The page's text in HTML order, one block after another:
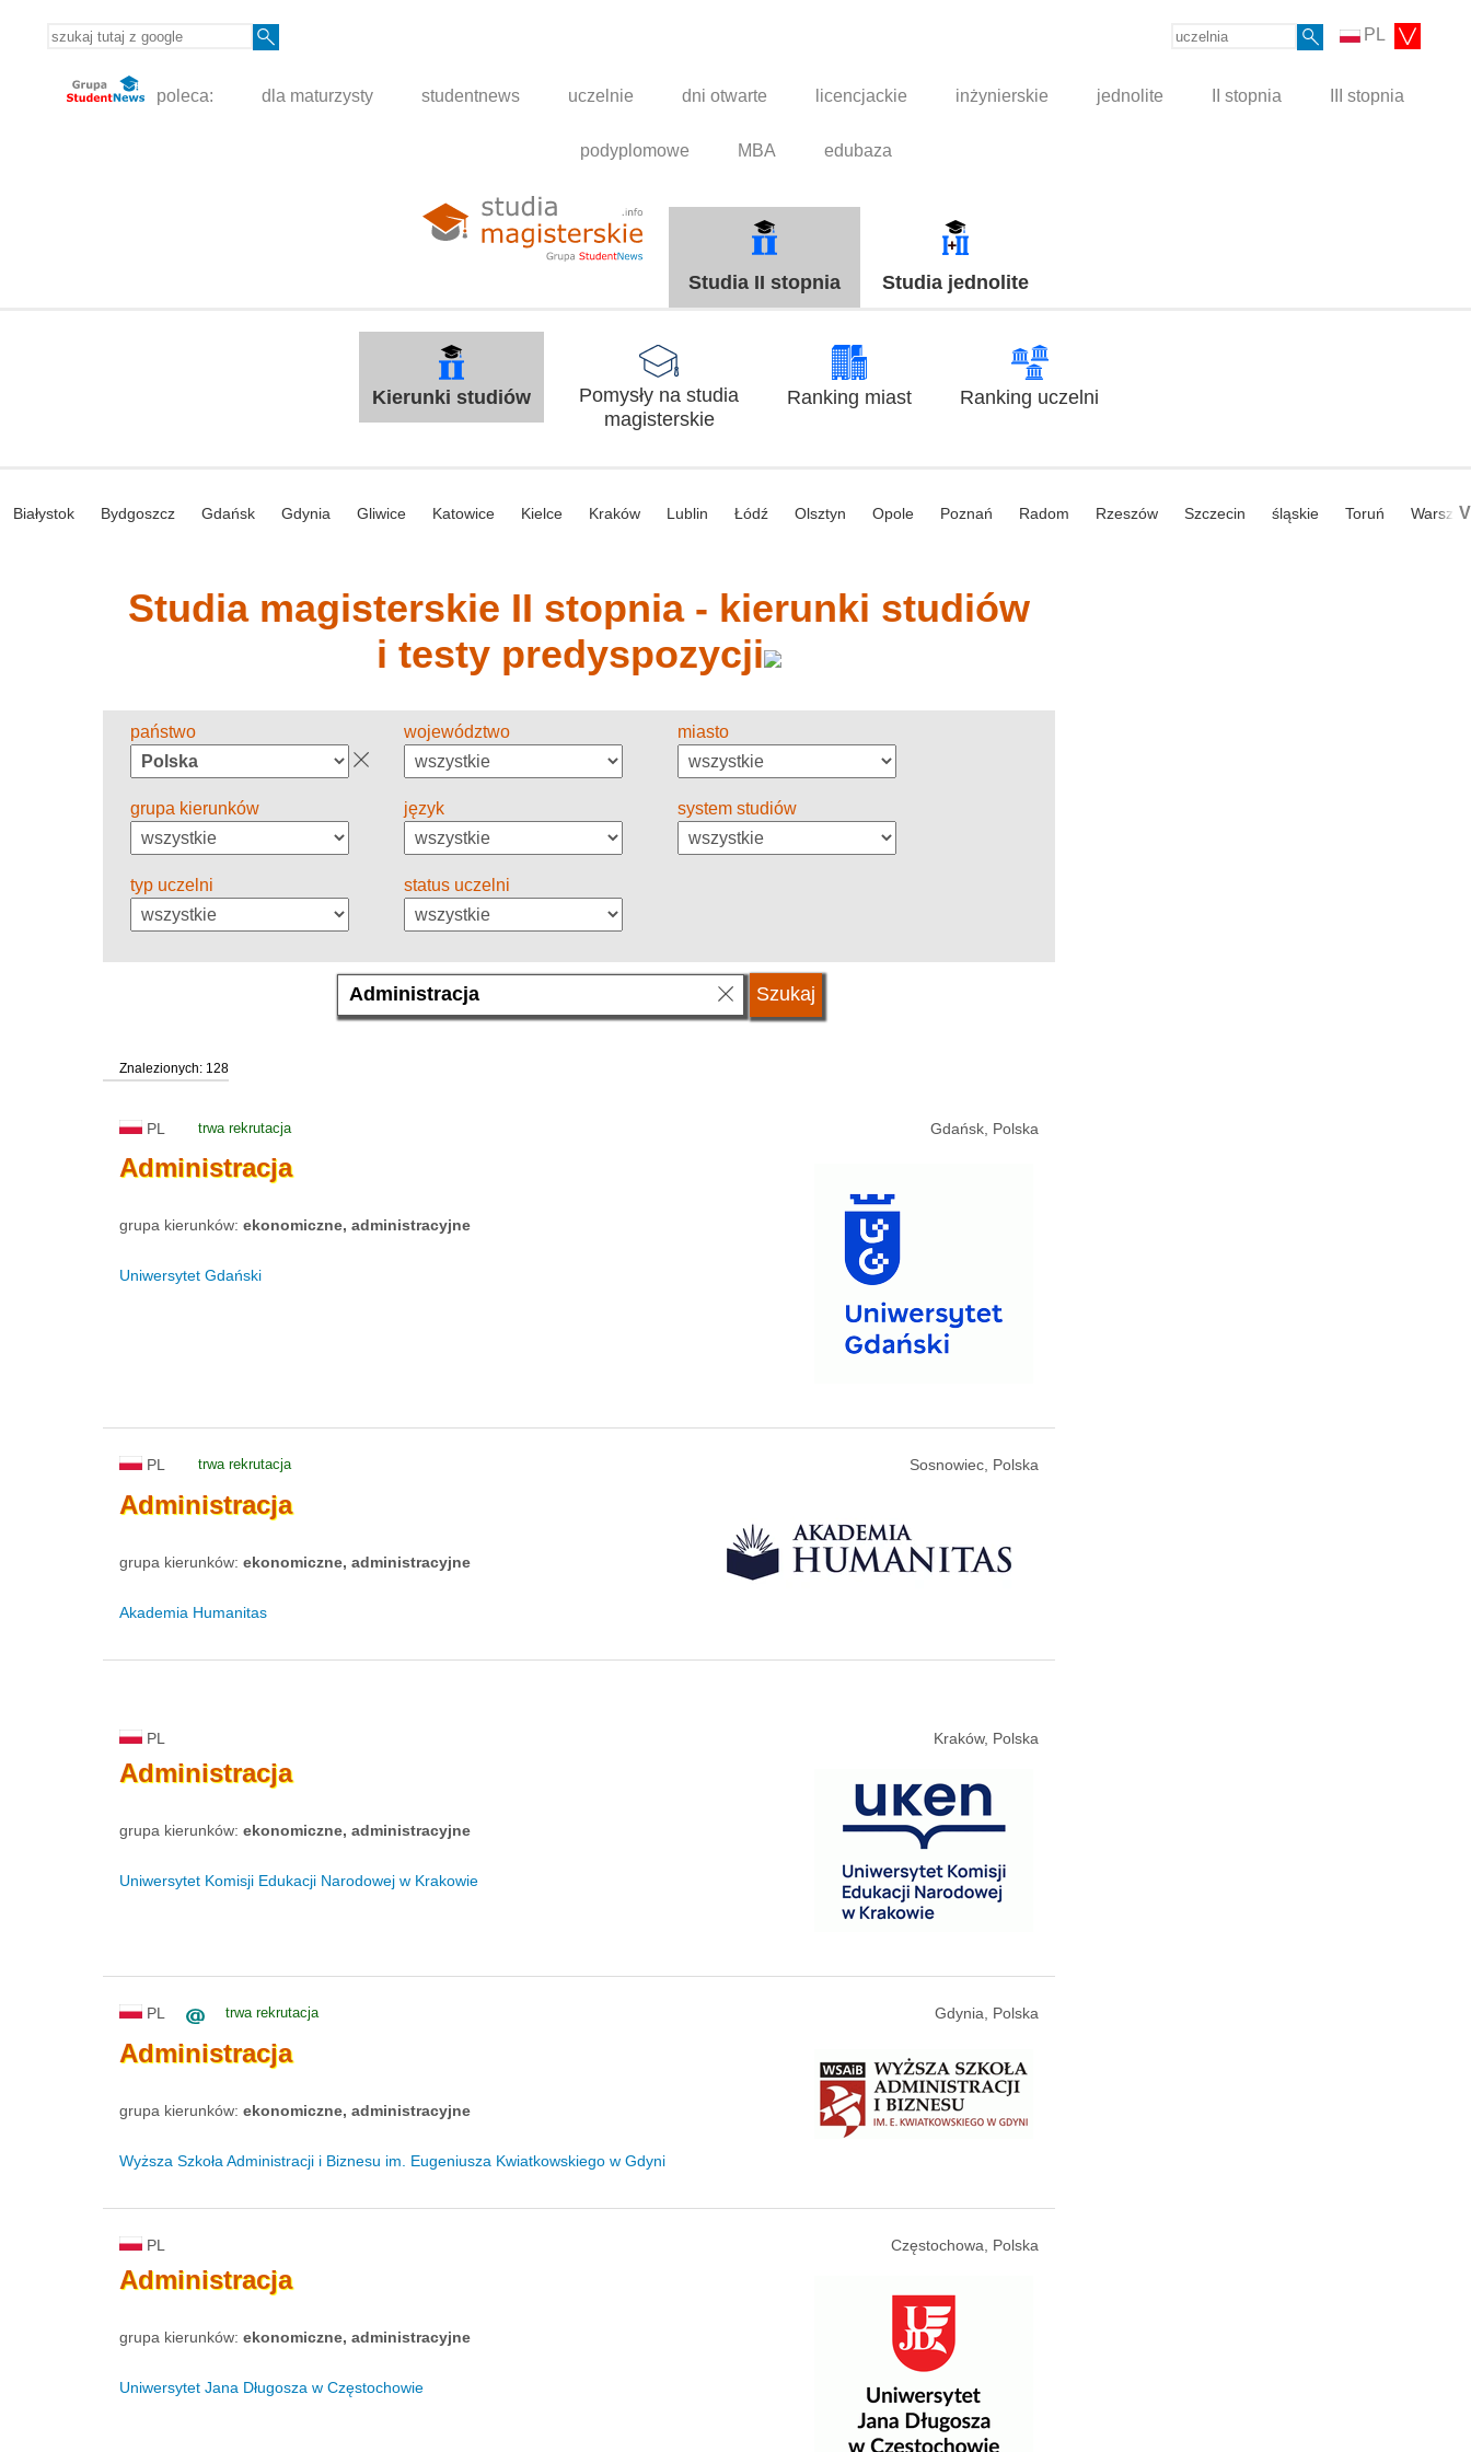
PL
poleca: dla maturzysty studentnews uczelnie dni otwarte licencjackie inżynierskie jednolite II stopnia III stopnia
podyplomowe MBA edubaza
Studia II stopnia Studia jednolite
Kierunki studiów
Pomysły na studia
magisterskie
Ranking miast Ranking uczelni
Białystok Bydgoszcz Gdańsk Gdynia Gliwice Katowice Kielce Kraków Lublin Łódź Olsztyn Opole Poznań Radom Rzeszów Szczecin śląskie Toruń V
Studia magisterskie II stopnia - kierunki studiów
i testy predyspozycji
państwo województwo miasto
grupa kierunków język system studiów
typ uczelni status uczelni
Znalezionych: 128
PL trwa rekrutacja Gdańsk, Polska
Administracja
grupa kierunków: ekonomiczne, administracyjne
Uniwersytet Gdański
PL trwa rekrutacja Sosnowiec, Polska
Administracja
grupa kierunków: ekonomiczne, administracyjne
Akademia Humanitas
PL Kraków, Polska
Administracja
grupa kierunków: ekonomiczne, administracyjne
Uniwersytet Komisji Edukacji Narodowej w Krakowie
PL trwa rekrutacja Gdynia, Polska
Administracja
grupa kierunków: ekonomiczne, administracyjne
Wyższa Szkoła Administracji i Biznesu im. Eugeniusza Kwiatkowskiego w Gdyni
PL Częstochowa, Polska
Administracja
grupa kierunków: ekonomiczne, administracyjne
Uniwersytet Jana Długosza w Częstochowie